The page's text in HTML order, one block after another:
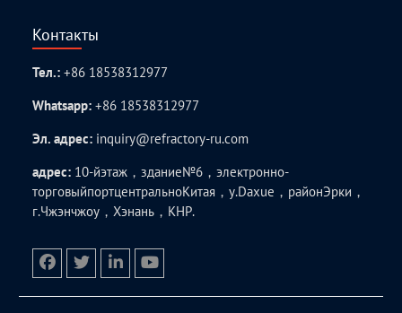
Контакты
Тел.:+86 18538312977
Whatsapp:+86 18538312977
Эл. адрес: inquiry@refractory-ru.com
адрес: 10-йэтаж，здание№6，электронно-
торговыйпортцентральноКитая，у.Daxue，районЭрки，
г.Чжэнчжоу，Хэнань，КНР.